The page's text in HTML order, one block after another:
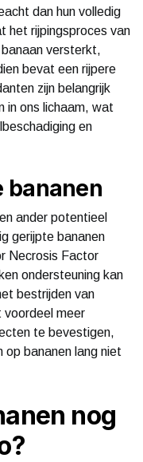
dan hun volledig
het rijpingsproces van
versterkt,
bevat een rijpere
zijn belangrijk
in ons lichaam, wat
en
bananen
ander potentieel
gerijpte bananen
Necrosis Factor
ondersteuning kan
bestrijden van
voordeel meer
te bevestigen,
op bananen lang niet
nog